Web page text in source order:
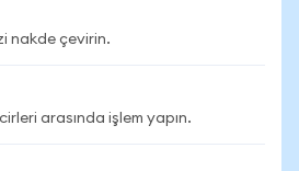
nakde çevirin.
arasında işlem yapın.